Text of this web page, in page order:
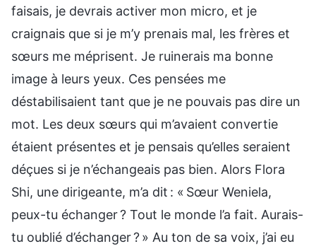
faisais, je devrais activer mon micro, et je
craignais que si je m’y prenais mal, les frères et
sœurs me méprisent. Je ruinerais ma bonne
image à leurs yeux. Ces pensées me
déstabilisaient tant que je ne pouvais pas dire un
mot. Les deux sœurs qui m’avaient convertie
étaient présentes et je pensais qu’elles seraient
déçues si je n’échangeais pas bien. Alors Flora
Shi, une dirigeante, m’a dit : « Sœur Weniela,
peux-tu échanger ? Tout le monde l’a fait. Aurais-
tu oublié d’échanger ? » Au ton de sa voix, j’ai eu